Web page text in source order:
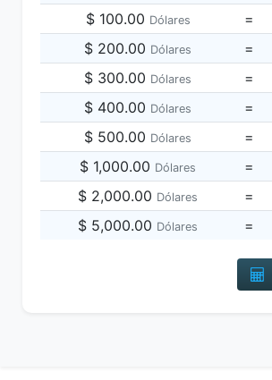
$ 100.00 Dólares =
$ 200.00 Dólares =
$ 300.00 Dólares =
$ 400.00 Dólares =
$ 500.00 Dólares =
$ 1,000.00 Dólares =
$ 2,000.00 Dólares =
$ 5,000.00 Dólares =